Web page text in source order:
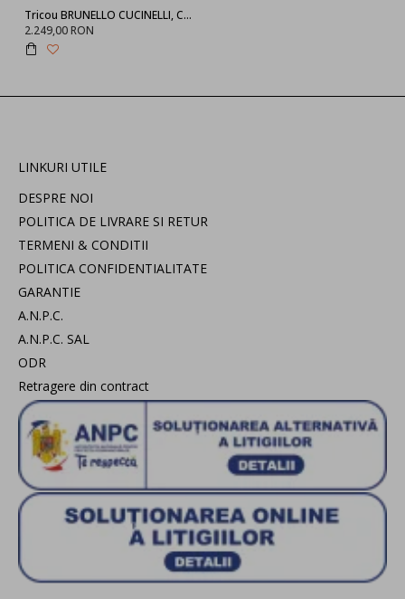
Tricou BRUNELLO CUCINELLI, Contrast Trim, Navy blue
2.249,00 RON
LINKURI UTILE
DESPRE NOI
POLITICA DE LIVRARE SI RETUR
TERMENI & CONDITII
POLITICA CONFIDENTIALITATE
GARANTIE
A.N.P.C.
A.N.P.C. SAL
ODR
Retragere din contract